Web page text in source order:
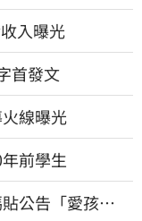
入曝光
首發文
線曝光
前學生
公告「愛孩